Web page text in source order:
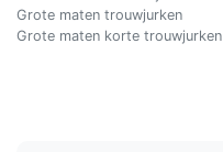
Grote maten trouwjurken
Grote maten korte trouwjurken